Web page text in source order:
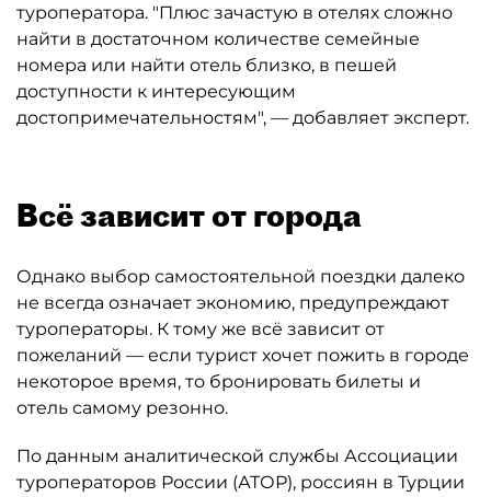
туроператора. "Плюс зачастую в отелях сложно
найти в достаточном количестве семейные
номера или найти отель близко, в пешей
доступности к интересующим
достопримечательностям", — добавляет эксперт.
Всё зависит от города
Однако выбор самостоятельной поездки далеко
не всегда означает экономию, предупреждают
туроператоры. К тому же всё зависит от
пожеланий — если турист хочет пожить в городе
некоторое время, то бронировать билеты и
отель самому резонно.
По данным аналитической службы Ассоциации
туроператоров России (АТОР), россиян в Турции